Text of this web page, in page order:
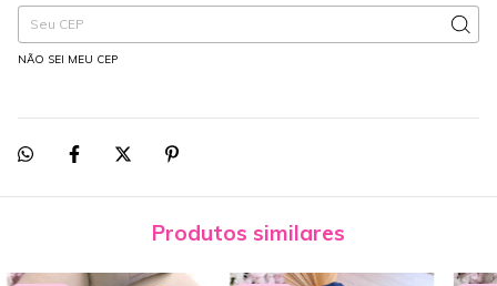
Entregas para o CEP:
ALTERAR CEP
NÃO SEI MEU CEP
Produtos similares